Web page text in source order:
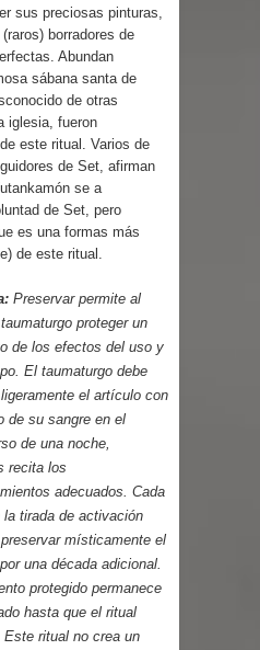
sus preciosas pinturas,
borradores de
Abundan
sábana santa de
de otras
iglesia, fueron
este ritual. Varios de
de Set, afirman
se a
de Set, pero
es una formas más
de este ritual.
Preservar permite al
proteger un
de los efectos del uso y
El taumaturgo debe
el artículo con
de su sangre en el
de una noche,
recita los
adecuados. Cada
la tirada de activación
místicamente el
una década adicional.
protegido permanece
hasta que el ritual
Este ritual no crea un